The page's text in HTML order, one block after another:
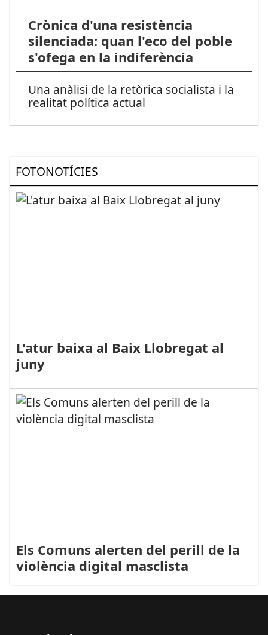
Crònica d'una resistència
silenciada: quan l'eco del poble
s'ofega en la indiferència
Una anàlisi de la retòrica socialista i la
realitat política actual
FOTONOTÍCIES
L'atur baixa al Baix Llobregat al
juny
Els Comuns alerten del perill de la
violència digital masclista